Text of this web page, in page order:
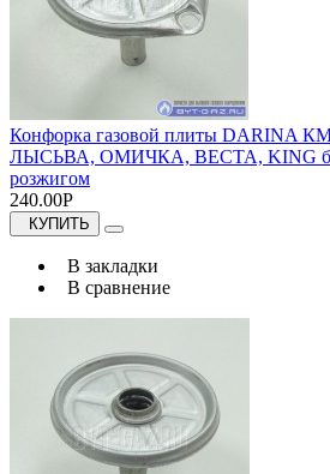
Конфорка газовой плиты DARINA
ЛЫСЬВА, ОМИЧКА, ВЕСТА, KING
розжигом
240.00Р
КУПИТЬ
В закладки
В сравнение